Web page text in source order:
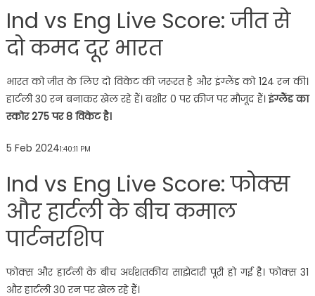
Ind vs Eng Live Score: जीत से
दो कमद दूर भारत
भारत को जीत के लिए दो विकेट की जरूरत है और इंग्लैंड को 124 रन की।
हार्टली 30 रन बनाकर खेल रहे हैं। बशीर 0 पर क्रीज पर मौजूद हैं।इंग्लैंड का
स्कोर 275 पर 8 विकेट है।
5 Feb 20241:40:11 PM
Ind vs Eng Live Score: फोक्स
और हार्टली के बीच कमाल
पार्टनरशिप
फोक्स और हार्टली के बीच अर्धशतकीय साझेदारी पूरी हो गई है। फोक्स 31
और हार्टली 30 रन पर खेल रहे हैं।